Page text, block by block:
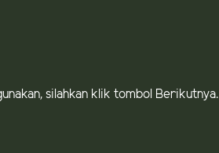
silahkan klik tombol Berikutnya.